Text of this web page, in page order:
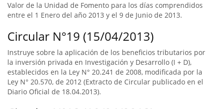
Valor de la Unidad de Fomento para los días comprendidos
entre el 1 Enero del año 2013 y el 9 de Junio de 2013.
Circular N°19 (15/04/2013)
Instruye sobre la aplicación de los beneficios tributarios por
la inversión privada en Investigación y Desarrollo (I + D),
establecidos en la Ley N° 20.241 de 2008, modificada por la
Ley N° 20.570, de 2012 (Extracto de Circular publicado en el
Diario Oficial de 18.04.2013).